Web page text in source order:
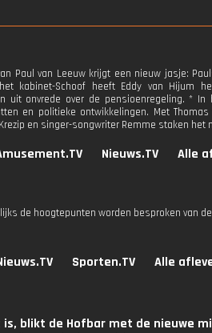
Paul van Leeuw krijgt een nieuw jasje:
kabinet-Schoof heeft Eddy van Hijum
uit onvrede over de pensioenregeling. * In
en politieke ontwikkelingen. Met
en singer-songwriter Remme staken het
Nieuws.TV Alle
de hoogtepunten worden besproken van
Sporten.TV Alle
blikt de Hofbar met de nieuwe